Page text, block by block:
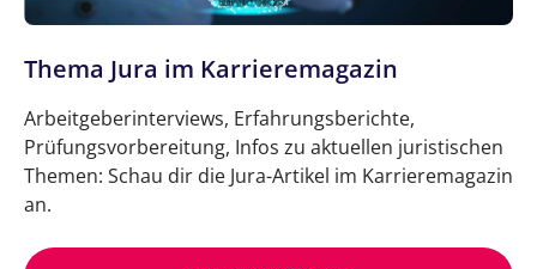
Thema Jura im Karrieremagazin
Arbeitgeberinterviews, Erfahrungsberichte,
Prüfungsvorbereitung, Infos zu aktuellen juristischen
Themen: Schau dir die Jura-Artikel im Karrieremagazin
an.